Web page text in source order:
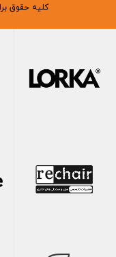
کلیه حقوق